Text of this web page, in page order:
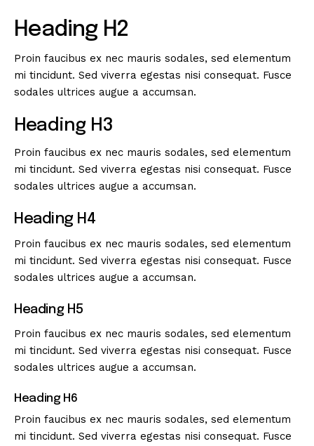
Heading H2
Proin faucibus ex nec mauris sodales, sed elementum
mi tincidunt. Sed viverra egestas nisi consequat. Fusce
sodales ultrices augue a accumsan.
Heading H3
Proin faucibus ex nec mauris sodales, sed elementum
mi tincidunt. Sed viverra egestas nisi consequat. Fusce
sodales ultrices augue a accumsan.
Heading H4
Proin faucibus ex nec mauris sodales, sed elementum
mi tincidunt. Sed viverra egestas nisi consequat. Fusce
sodales ultrices augue a accumsan.
Heading H5
Proin faucibus ex nec mauris sodales, sed elementum
mi tincidunt. Sed viverra egestas nisi consequat. Fusce
sodales ultrices augue a accumsan.
Heading H6
Proin faucibus ex nec mauris sodales, sed elementum
mi tincidunt. Sed viverra egestas nisi consequat. Fusce